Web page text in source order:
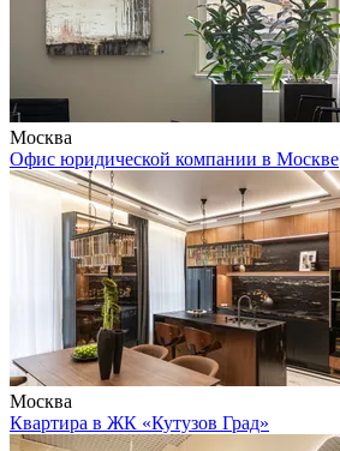
Москва
Офис юридической компании в Москве
Москва
Квартира в ЖК «Кутузов Град»